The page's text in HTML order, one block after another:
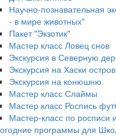
Научно-познавательная
- в мире животных"
Пакет "Экзотик"
Мастер класс Ловец снов
Экскурсия в Северную
Экскурсия на Хаски остров
Экскурсия на конюшню
Мастер класс Слаймы
Мастер класс Роспись
Мастер-класс по росписи
программы для